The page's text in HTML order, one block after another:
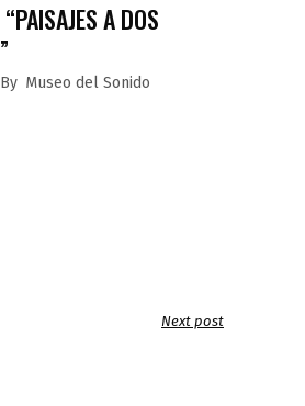
A DOS
By Museo del Sonido
Next post